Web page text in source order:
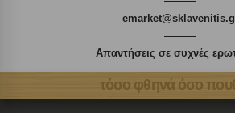
Απαντήσεις σε συχνές
τόσο φθηνά όσο